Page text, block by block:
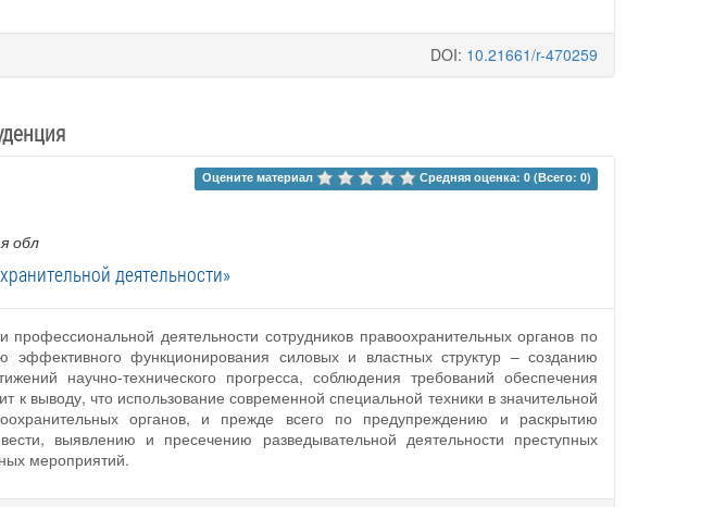
DOI: 10.21661/r-470259
Оцените материал Средняя оценка: 0 (Всего: 0)
обл
деятельности»
деятельности сотрудников правоохранительных органов по
функционирования силовых и властных структур – созданию
научно-технического прогресса, соблюдения требований обеспечения
выводу, что использование современной специальной техники в значительной
органов, и прежде всего по предупреждению и раскрытию
выявлению и пресечению разведывательной деятельности преступных
мероприятий.